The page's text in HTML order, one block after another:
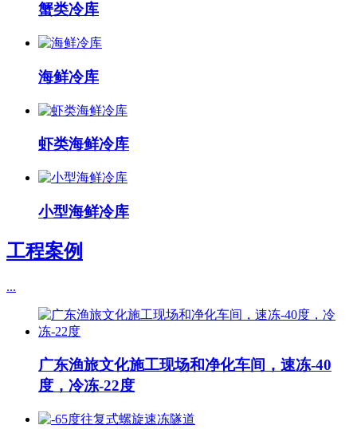
蟹类冷库
海鲜冷库
虾类海鲜冷库
小型海鲜冷库
工程案例
...
广东渔旅文化施工现场和净化车间，速冻-40
度，冷冻-22度